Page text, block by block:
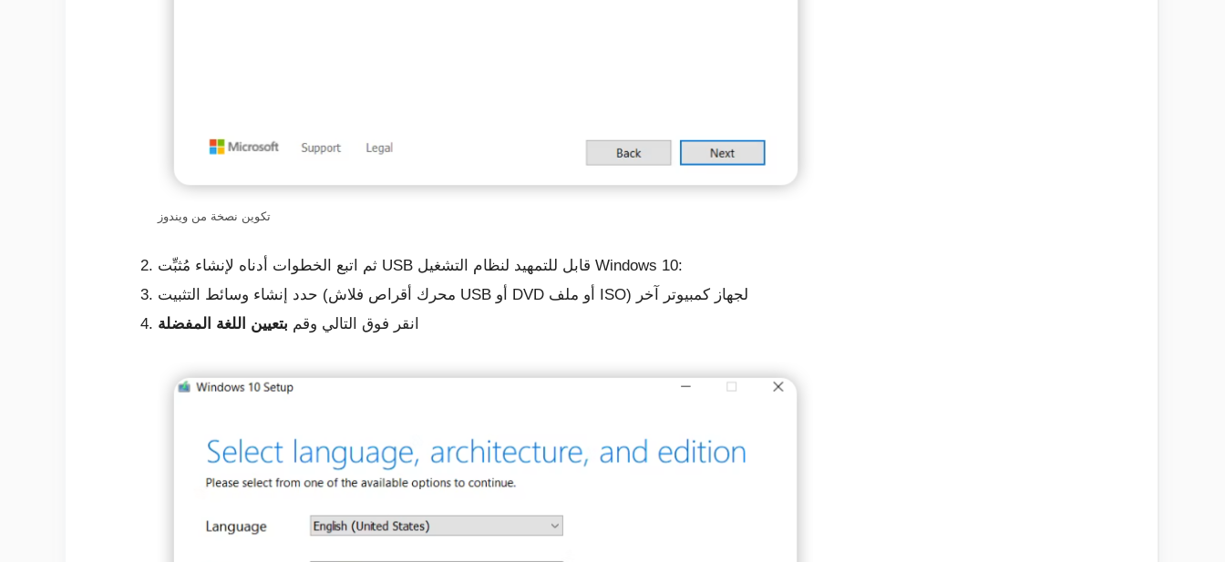
تكوين نصخة من ويندوز
ثم اتبع الخطوات أدناه لإنشاء مُثبِّت USB قابل للتمهيد لنظام التشغيل Windows 10:
حدد إنشاء وسائط التثبيت (محرك أقراص فلاش USB أو DVD أو ملف ISO) لجهاز كمبيوتر آخر
انقر فوق التالي وقم بتعيين اللغة المفضلة